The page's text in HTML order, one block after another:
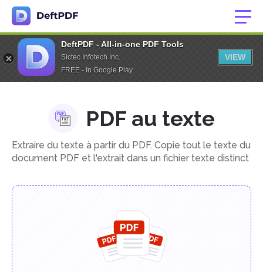
DeftPDF - All-in-one PDF Tools
Sictec Infotech Inc.
FREE - In Google Play
VIEW
PDF au texte
Extraire du texte à partir du PDF. Copie tout le texte du
document PDF et l'extrait dans un fichier texte distinct